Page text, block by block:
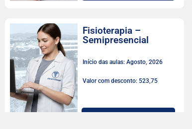
Fisioterapia –
Semipresencial
Início das aulas: Agosto, 2026
Valor com desconto: 523,75